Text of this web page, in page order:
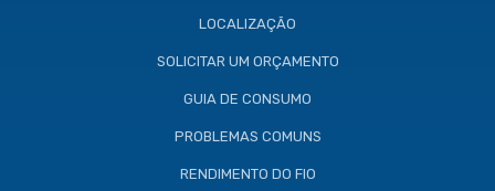
LOCALIZAÇÃO
SOLICITAR UM ORÇAMENTO
GUIA DE CONSUMO
PROBLEMAS COMUNS
RENDIMENTO DO FIO